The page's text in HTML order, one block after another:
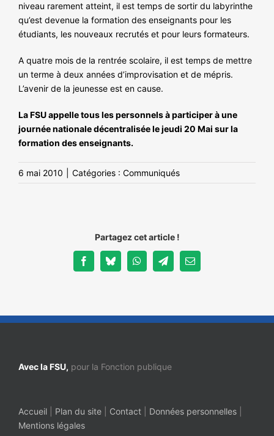
niveau rarement atteint, il est temps de sortir du labyrinthe
qu’est devenue la formation des enseignants pour les
étudiants, les nouveaux recrutés et pour leurs formateurs.
A quatre mois de la rentrée scolaire, il est temps de mettre
un terme à deux années d’improvisation et de mépris.
L’avenir de la jeunesse est en cause.
La FSU appelle tous les personnels à participer à une
journée nationale décentralisée le jeudi 20 Mai sur la
formation des enseignants.
6 mai 2010 Catégories : Communiqués
Partagez cet article !
FacebookBlueskyWhatsAppTelegramEmail
Avec la FSU, pour la Fonction publique
Accueil Plan du site Contact Données personnelles
Mentions légales